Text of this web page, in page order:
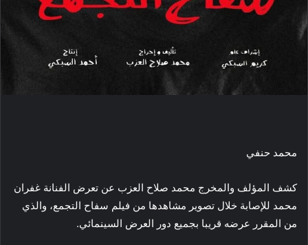
ر
ا
و
ي
ا
محمد حنفي
كشف المؤلف والمخرج محمد صلاح العزب عن تعرض الفنانة غفران
محمد للإصابة خلال تصوير مشاهدها من فيلم سفاح التجمع، والذي
من المقرر عرضه قريبا بجميع دور العرض السينمائي.